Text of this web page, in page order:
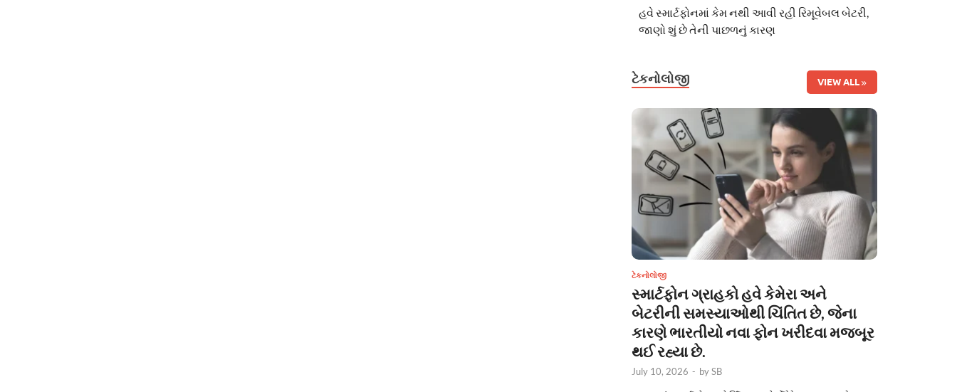
હવે સ્માર્ટફોનમાં કેમ નથી આવી રહી રિમૂવેબલ બેટરી,
જાણો શું છે તેની પાછળનું કારણ
ટેકનોલોજી VIEW ALL
ટેકનોલોજી
સ્માર્ટફોન ગ્રાહકો હવે કેમેરા અને
બેટરીની સમસ્યાઓથી ચિંતિત છે, જેના
કારણે ભારતીયો નવા ફોન ખરીદવા મજબૂર
થઈ રહ્યા છે.
July 10, 2026 - bySB